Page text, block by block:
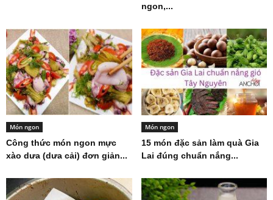
ngon,...
Món ngon
Công thức món ngon mực
xào dưa (dưa cải) đơn giản...
Món ngon
15 món đặc sản làm quà Gia
Lai đúng chuẩn nắng...